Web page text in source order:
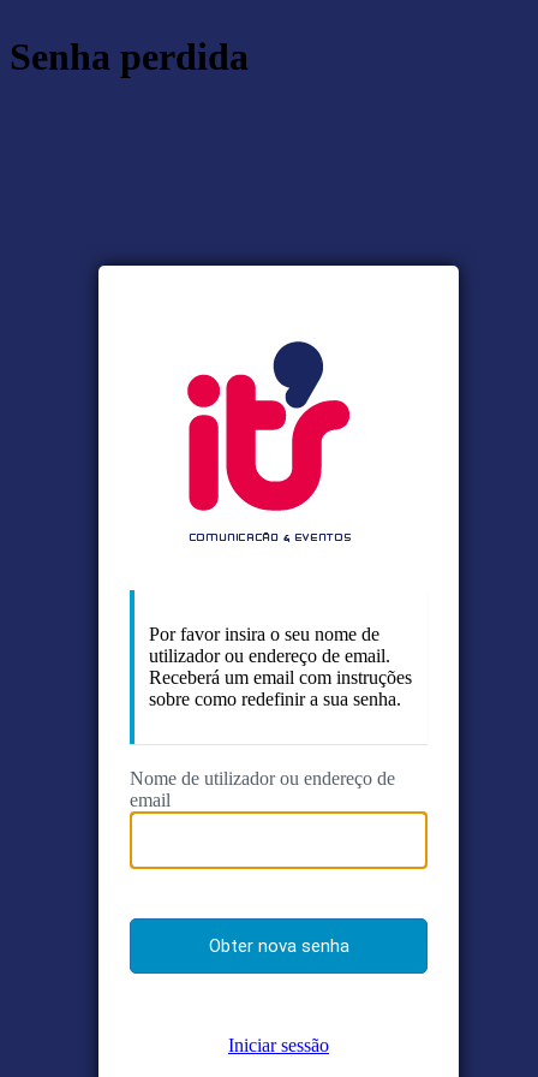
Senha perdida
Por favor insira o seu nome de
utilizador ou endereço de email.
Receberá um email com instruções
sobre como redefinir a sua senha.
Nome de utilizador ou endereço de
email
Iniciar sessão